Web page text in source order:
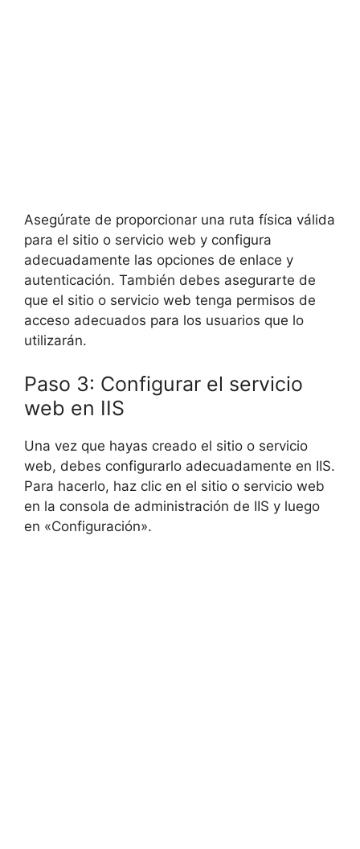
Asegúrate de proporcionar una ruta física válida
para el sitio o servicio web y configura
adecuadamente las opciones de enlace y
autenticación. También debes asegurarte de
que el sitio o servicio web tenga permisos de
acceso adecuados para los usuarios que lo
utilizarán.
Paso 3: Configurar el servicio
web en IIS
Una vez que hayas creado el sitio o servicio
web, debes configurarlo adecuadamente en IIS.
Para hacerlo, haz clic en el sitio o servicio web
en la consola de administración de IIS y luego
en «Configuración».